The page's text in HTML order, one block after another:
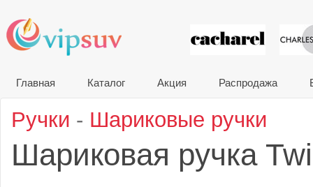
VIP
Главная Каталог Акция Распродажа
Ручки - Шариковые ручки
Шариковая ручка